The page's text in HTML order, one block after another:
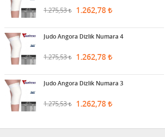
1.275,53 1.262,78
Judo Angora Dizlik Numara 4
1.275,53 1.262,78
Judo Angora Dizlik Numara 3
1.275,53 1.262,78